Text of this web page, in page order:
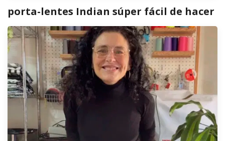
porta-lentes Indian súper fácil de hacer